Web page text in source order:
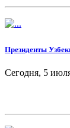
Президенты
Сегодня, 5